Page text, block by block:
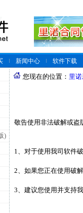
新闻中心
软件下载
)
您现在的位置： 里
敬告使用非法破解或盗
1、对于使用我司软件
2、如果您正在使用破
3、建议您使用并支持